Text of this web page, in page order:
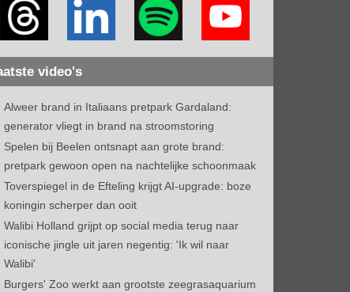
video's
Alweer brand in Italiaans pretpark Gardaland:
generator vliegt in brand na stroomstoring
Spelen bij Beelen ontsnapt aan grote brand:
pretpark gewoon open na nachtelijke schoonmaak
Toverspiegel in de Efteling krijgt AI-upgrade: boze
koningin scherper dan ooit
Walibi Holland grijpt op social media terug naar
iconische jingle uit jaren negentig: 'Ik wil naar
Walibi'
Burgers' Zoo werkt aan grootste zeegrasaquarium